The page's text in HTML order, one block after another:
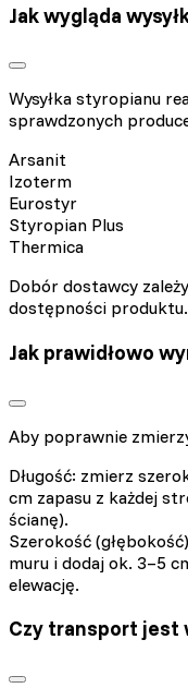
Jak wygląda
Wysyłka styropianu
sprawdzonych
Arsanit
Izoterm
Eurostyr
Styropian Plus
Thermica
Dobór dostawcy
dostępności produktu.
Jak prawidłowo
Aby poprawnie
Długość: zmierz
cm zapasu z każdej
ścianę).
Szerokość
muru i dodaj ok. 3–5
elewację.
Czy transport jest